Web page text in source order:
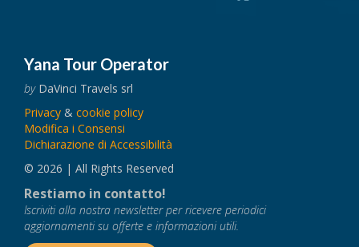
Yana Tour Operator
byDaVinci Travels srl
Privacy & cookie policy
Modifica i Consensi
Dichiarazione di Accessibilità
© 2026 | All Rights Reserved
Restiamo in contatto!
Iscriviti alla nostra newsletter per ricevere periodici
aggiornamenti su offerte e informazioni utili.